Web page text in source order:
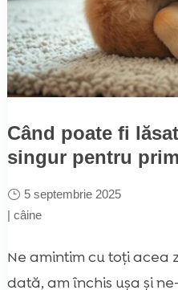
Când poate fi
singur pentru
5 septembrie 2025
| câine
Ne amintim cu toți acea
dată, am închis ușa și